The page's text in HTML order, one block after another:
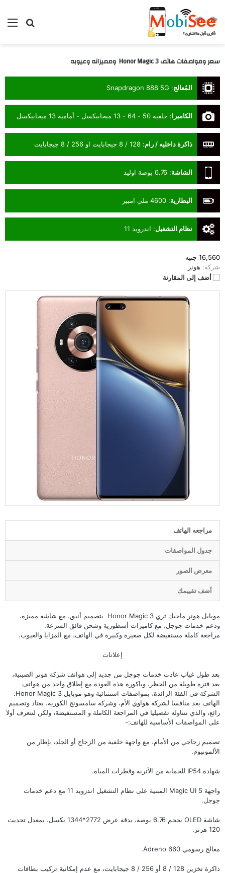
بحث
سعر ومواصفات هاتف Honor Magic 3 ومميزاته وعيوبه
16,560 جنيه
شركة: هونر
أضف إلى المقارنة
المُعالج:
Snapdragon 888 5G
الكاميرا: خلفية 50 - 64 - 13 ميجابيكسل - أمامية 13 ميجابيكسل
ذاكرة داخليه / رام: 128 / 8 جيجابايت او 256 / 8 جيجابايت
الشاشة: 6.76 بوصة اوليد
البطارية: 4600 ملي امبير
نظام التشغيل: اندرويد 11
مراجعه الهاتف
جدول المواصفات
معرض الصور
أضف تقييمك
موبايل هونر ماجيك ثري Honor Magic 3 بتصميم أنيق، مع شاشة مميزة،
ودعم خدمات جوجل، مع كاميرات أسطورية وشحن فائق السرعة.
مراجعة كاملة مستفيضة لكل صغيرة وكبيرة في الهاتف، مع المزايا والعيوب.
إعلانات
بعد طول غياب عادت خدمات جوجل من جديد إلى هواتف شركة هونر الصينية،
بعد فترة طويلة من الحظر، وباكورة هذه العودة مع إطلاق واحد من هواتف
الشركة في الفئة الرائدة، بمواصفات استثنائية وهو موبايل Honor Magic 3.
الهاتف يعد منافسا لشركة هواوي الأم، وشركة سامسونج الكورية، بعتاد وتصميم
رائع، والذي نتناوله تفصيليا في المراجعة الكاملة و المستفيضة، ولكن لنتعرف أولا
على المواصفات الأساسية للهاتف:-
تصميم زجاجي من الأمام، مع واجهة خلفية من الزجاج أو الجلد، بإطار من
الألمونيوم.
شهادة IP54 للحماية من الأتربة وقطرات المياه.
واجهة Magic UI 5 المبنية على نظام التشغيل اندرويد 11 مع دعم خدمات
جوجل.
شاشة OLED بحجم 6.76 بوصة، بدقة عرض 2772*1344 بكسل، بمعدل تحديث
120 هرتز.
معالج رسومي Adreno 660.
ذاكرة تخزين 128 / 8 أو 256 / 8 جيجابايت، مع عدم إمكانية تركيب بطاقات